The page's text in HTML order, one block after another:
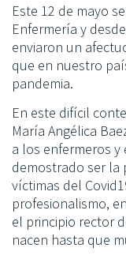
Este 12 de mayo
Enfermería y
enviaron un
que en nuestro
pandemia.
En este difícil
María Angélica
a los enfermeros y
demostrado ser la
víctimas del
profesionalismo,
el principio rector
nacen hasta que